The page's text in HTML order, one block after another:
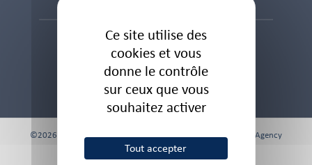
Ce site utilise des
cookies et vous
donne le contrôle
sur ceux que vous
souhaitez activer
Tout accepter
Informations
Politique des cookies
Politique de confidentialité
Mentions Légales
©2026 Chami & Co, Tous droits réservés | Site réalisé par FK Agency